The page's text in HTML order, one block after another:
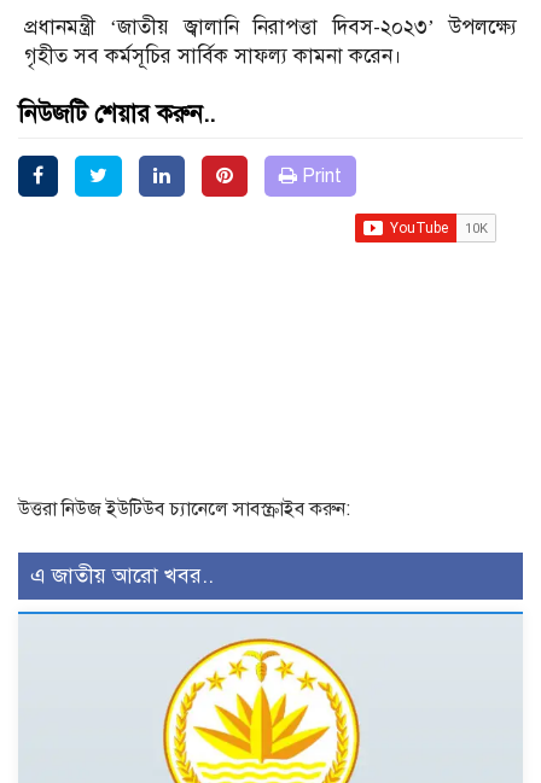
প্রধানমন্ত্রী ‘জাতীয় জ্বালানি নিরাপত্তা দিবস-২০২৩’ উপলক্ষ্যে
গৃহীত সব কর্মসূচির সার্বিক সাফল্য কামনা করেন।
নিউজটি শেয়ার করুন..
Print
উত্তরা নিউজ ইউটিউব চ্যানেলে সাবস্ক্রাইব করুন:
এ জাতীয় আরো খবর..